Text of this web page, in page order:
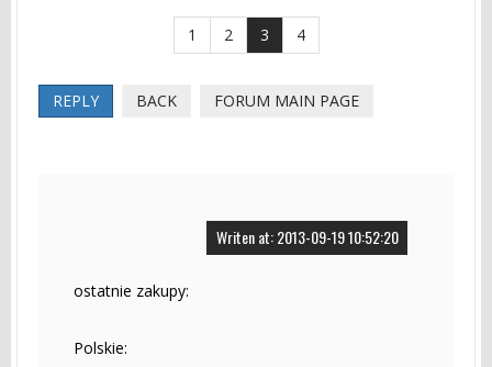
1 2 3 4
REPLY BACK FORUM MAIN PAGE
Writen at: 2013-09-19 10:52:20
ostatnie zakupy:
Polskie: